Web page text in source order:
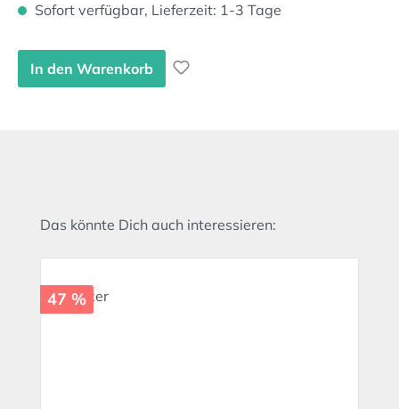
Sofort verfügbar, Lieferzeit: 1-3 Tage
In den Warenkorb
Produktgalerie überspringen
Das könnte Dich auch interessieren:
47 %